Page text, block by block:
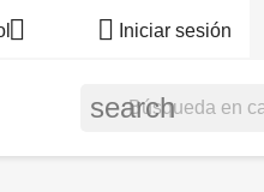
  Iniciar sesión
search